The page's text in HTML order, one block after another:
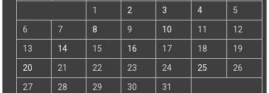
1
2 3 4
5
6
7 8 9 10 11
12
13
14 15 16 17 18
19
20
21 22 23 24 25
26
27
28 29 30 31